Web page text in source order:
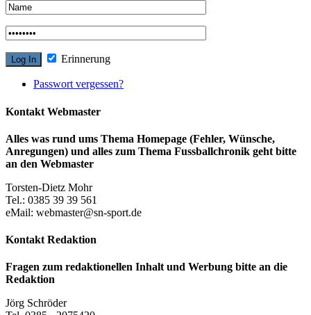
Erinnerung
Passwort vergessen?
Kontakt Webmaster
Alles was rund ums Thema Homepage (Fehler, Wünsche,
Anregungen) und alles zum Thema Fussballchronik geht bitte
an den Webmaster
Torsten-Dietz Mohr
Tel.: 0385 39 39 561
eMail: webmaster@sn-sport.de
Kontakt Redaktion
Fragen zum redaktionellen Inhalt und Werbung bitte an die
Redaktion
Jörg Schröder